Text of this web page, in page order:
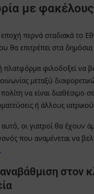
με φακέλους
περνά σταδιακά το
θα επιτρέπει στα
φιλοδοξεί να
μεταξύ
να είναι διαθέσιμο
ή άλλους
οι γιατροί θα έχουν
που αναμένεται να
στον